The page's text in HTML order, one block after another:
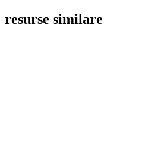
resurse similare